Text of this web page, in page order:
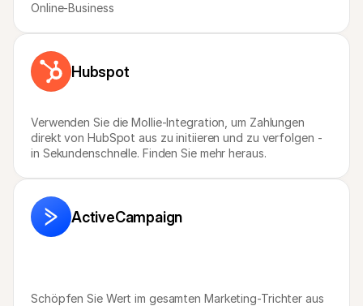
Online-Business
Hubspot
Verwenden Sie die Mollie-Integration, um Zahlungen
direkt von HubSpot aus zu initiieren und zu verfolgen -
in Sekundenschnelle. Finden Sie mehr heraus.
ActiveCampaign
Schöpfen Sie Wert im gesamten Marketing-Trichter aus